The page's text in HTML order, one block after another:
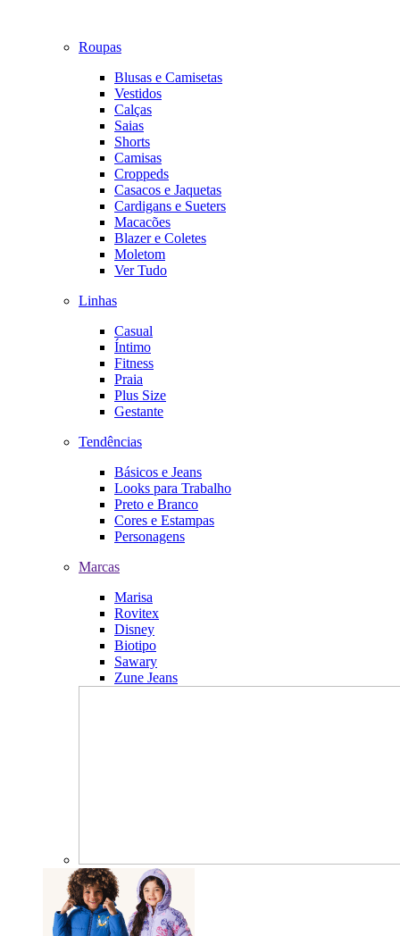
Roupas
Blusas e Camisetas
Vestidos
Calças
Saias
Shorts
Camisas
Croppeds
Casacos e Jaquetas
Cardigans e Sueters
Macacões
Blazer e Coletes
Moletom
Ver Tudo
Linhas
Casual
Íntimo
Fitness
Praia
Plus Size
Gestante
Tendências
Básicos e Jeans
Looks para Trabalho
Preto e Branco
Cores e Estampas
Personagens
Marcas
Marisa
Rovitex
Disney
Biotipo
Sawary
Zune Jeans